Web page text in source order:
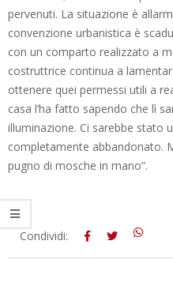
pervenuti. La situazione è
convenzione urbanistica è
con un comparto realizzato a
costruttrice continua a
ottenere quei permessi utili a
casa l’ha fatto sapendo che lì
illuminazione. Ci sarebbe stato
completamente abbandonato.
pugno di mosche in mano”.
2012-
Condividi: